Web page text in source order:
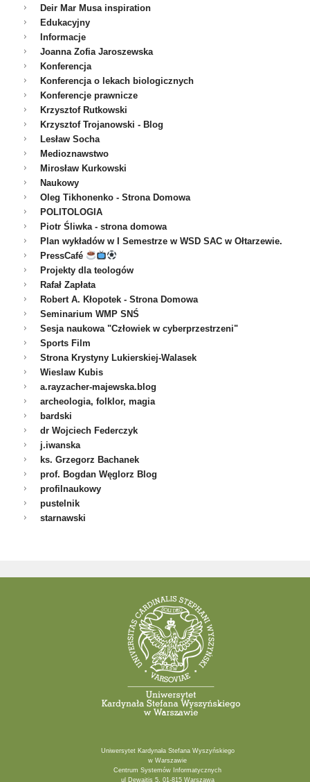
Deir Mar Musa inspiration
Edukacyjny
Informacje
Joanna Zofia Jaroszewska
Konferencja
Konferencja o lekach biologicznych
Konferencje prawnicze
Krzysztof Rutkowski
Krzysztof Trojanowski - Blog
Lesław Socha
Medioznawstwo
Mirosław Kurkowski
Naukowy
Oleg Tikhonenko - Strona Domowa
POLITOLOGIA
Piotr Śliwka - strona domowa
Plan wykładów w I Semestrze w WSD SAC w Ołtarzewie.
PressCafé
Projekty dla teologów
Rafał Zapłata
Robert A. Kłopotek - Strona Domowa
Seminarium WMP SNŚ
Sesja naukowa "Człowiek w cyberprzestrzeni"
Sports Film
Strona Krystyny Lukierskiej-Walasek
Wieslaw Kubis
a.rayzacher-majewska.blog
archeologia, folklor, magia
bardski
dr Wojciech Federczyk
j.iwanska
ks. Grzegorz Bachanek
prof. Bogdan Węglorz Blog
profilnaukowy
pustelnik
starnawski
Uniwersytet Kardynała Stefana Wyszyńskiego
w Warszawie
Centrum Systemów Informatycznych
ul Dewajtis 5, 01-815 Warszawa